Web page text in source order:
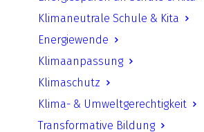
Klimaneutrale Schule & Kita
Energiewende
Klimaanpassung
Klimaschutz
Klima- & Umweltgerechtigkeit
Transformative Bildung
Soziales Wandern
des non-formalen